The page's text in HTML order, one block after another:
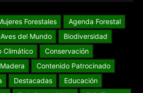
Forestales
Agenda Forestal
Aves del Mundo
Biodiversidad
Climático
Conservación
Contenido Patrocinado
Destacadas
Educación